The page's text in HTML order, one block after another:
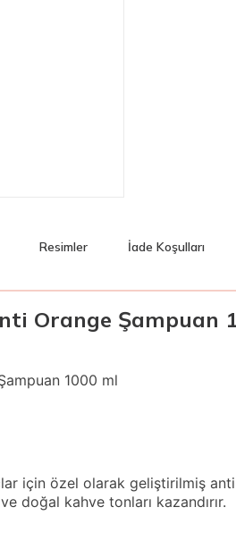
Resimler İade Koşulları
Orange Şampuan
1000 ml
için özel olarak geliştirilmiş
doğal kahve tonları kazandırır.